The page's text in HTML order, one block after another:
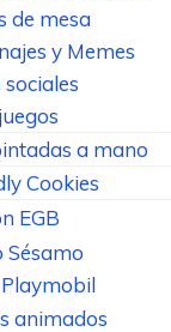
de mesa
y Memes
sociales
a mano
Cookies
EGB
Sésamo
animados